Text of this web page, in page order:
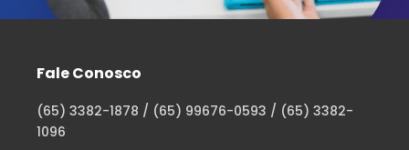
Fale Conosco
(65) 3382-1878 / (65) 99676-0593 / (65) 3382-
1096